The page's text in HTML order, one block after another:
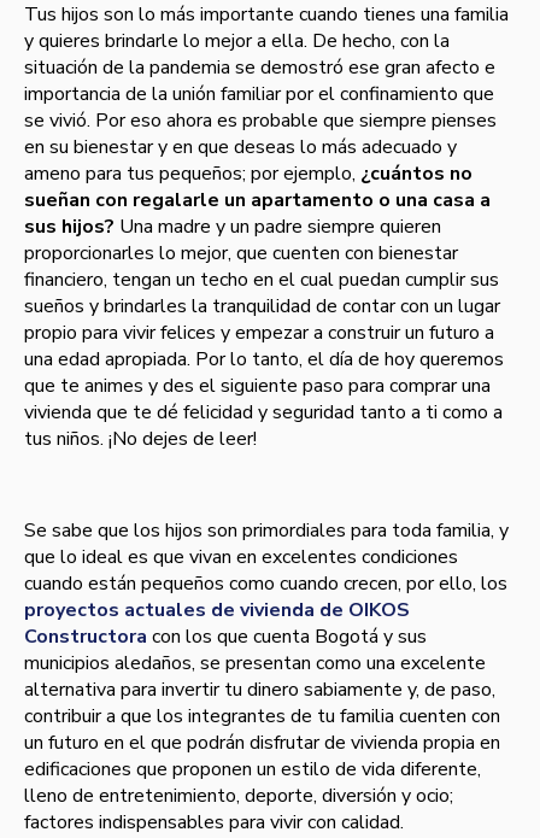
Tus hijos son lo más importante cuando tienes una familia
y quieres brindarle lo mejor a ella. De hecho, con la
situación de la pandemia se demostró ese gran afecto e
importancia de la unión familiar por el confinamiento que
se vivió. Por eso ahora es probable que siempre pienses
en su bienestar y en que deseas lo más adecuado y
ameno para tus pequeños; por ejemplo, ¿cuántos no
sueñan con regalarle un apartamento o una casa a
sus hijos? Una madre y un padre siempre quieren
proporcionarles lo mejor, que cuenten con bienestar
financiero, tengan un techo en el cual puedan cumplir sus
sueños y brindarles la tranquilidad de contar con un lugar
propio para vivir felices y empezar a construir un futuro a
una edad apropiada. Por lo tanto, el día de hoy queremos
que te animes y des el siguiente paso para comprar una
vivienda que te dé felicidad y seguridad tanto a ti como a
tus niños. ¡No dejes de leer!
Se sabe que los hijos son primordiales para toda familia, y
que lo ideal es que vivan en excelentes condiciones
cuando están pequeños como cuando crecen, por ello, los
proyectos actuales de vivienda de OIKOS
Constructora con los que cuenta Bogotá y sus
municipios aledaños, se presentan como una excelente
alternativa para invertir tu dinero sabiamente y, de paso,
contribuir a que los integrantes de tu familia cuenten con
un futuro en el que podrán disfrutar de vivienda propia en
edificaciones que proponen un estilo de vida diferente,
lleno de entretenimiento, deporte, diversión y ocio;
factores indispensables para vivir con calidad.